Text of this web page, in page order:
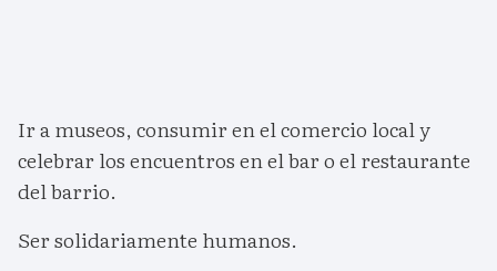
Ir a museos, consumir en el comercio local y
celebrar los encuentros en el bar o el restaurante
del barrio.
Ser solidariamente humanos.